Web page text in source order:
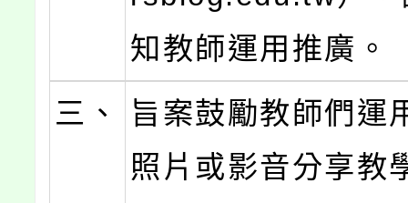
知教師運用推廣。
三、
旨案鼓勵教師們運
照片或影音分享教